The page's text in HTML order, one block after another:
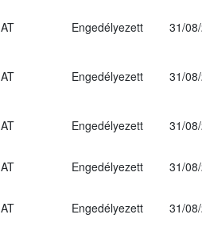
AT Engedélyezett 31/
AT Engedélyezett 31/
AT Engedélyezett 31/
AT Engedélyezett
31/
AT Engedélyezett 31/